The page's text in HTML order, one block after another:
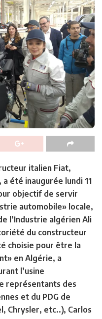
italien Fiat,
été inaugurée lundi 11
objectif de servir
automobile» locale,
l’Industrie algérien Ali
du constructeur
choisie pour être la
en Algérie, a
l’usine
représentants des
et du PDG de
Chrysler, etc..), Carlos